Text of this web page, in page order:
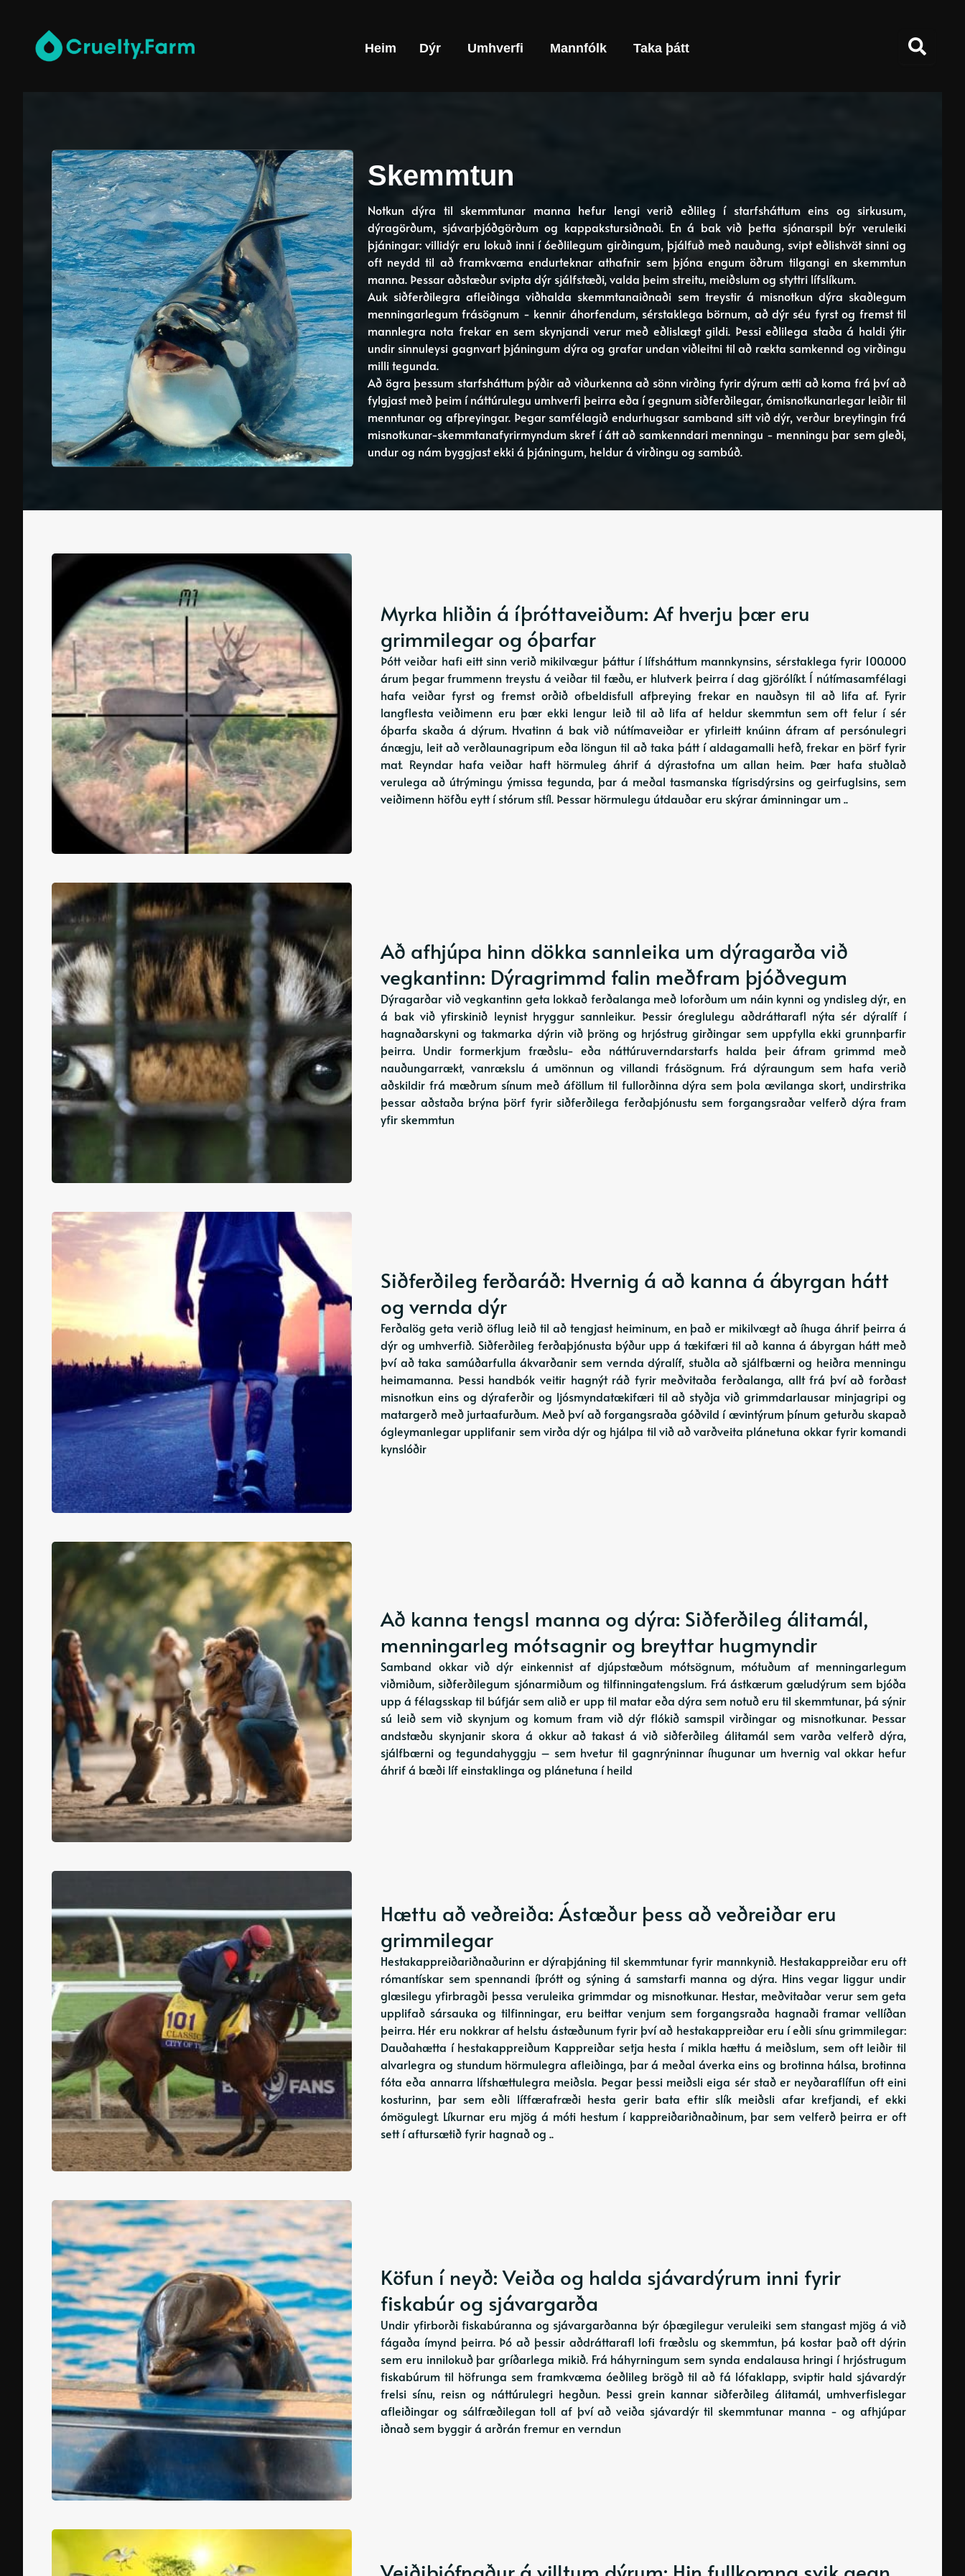
Heim Dýr Umhverfi Mannfólk Taka þátt
Skemmtun
Notkun dýra til skemmtunar manna hefur lengi verið eðlileg í starfsháttum eins og sirkusum,
dýragörðum, sjávarþjóðgörðum og kappakstursiðnaði. En á bak við þetta sjónarspil býr veruleiki
þjáningar: villidýr eru lokuð inni í óeðlilegum girðingum, þjálfuð með nauðung, svipt eðlishvöt sinni og
oft neydd til að framkvæma endurteknar athafnir sem þjóna engum öðrum tilgangi en skemmtun
manna. Þessar aðstæður svipta dýr sjálfstæði, valda þeim streitu, meiðslum og styttri lífslíkum.
Auk siðferðilegra afleiðinga viðhalda skemmtanaiðnaði sem treystir á misnotkun dýra skaðlegum
menningarlegum frásögnum - kennir áhorfendum, sérstaklega börnum, að dýr séu fyrst og fremst til
mannlegra nota frekar en sem skynjandi verur með eðlislægt gildi. Þessi eðlilega staða á haldi ýtir
undir sinnuleysi gagnvart þjáningum dýra og grafar undan viðleitni til að rækta samkennd og virðingu
milli tegunda.
Að ögra þessum starfsháttum þýðir að viðurkenna að sönn virðing fyrir dýrum ætti að koma frá því að
fylgjast með þeim í náttúrulegu umhverfi þeirra eða í gegnum siðferðilegar, ómisnotkunarlegar leiðir til
menntunar og afþreyingar. Þegar samfélagið endurhugsar samband sitt við dýr, verður breytingin frá
misnotkunar-skemmtanafyrirmyndum skref í átt að samkenndari menningu - menningu þar sem gleði,
undur og nám byggjast ekki á þjáningum, heldur á virðingu og sambúð.
Myrka hliðin á íþróttaveiðum: Af hverju þær eru
grimmilegar og óþarfar
Þótt veiðar hafi eitt sinn verið mikilvægur þáttur í lífsháttum mannkynsins, sérstaklega fyrir 100.000
árum þegar frummenn treystu á veiðar til fæðu, er hlutverk þeirra í dag gjörólíkt. Í nútímasamfélagi
hafa veiðar fyrst og fremst orðið ofbeldisfull afþreying frekar en nauðsyn til að lifa af. Fyrir
langflesta veiðimenn eru þær ekki lengur leið til að lifa af heldur skemmtun sem oft felur í sér
óþarfa skaða á dýrum. Hvatinn á bak við nútímaveiðar er yfirleitt knúinn áfram af persónulegri
ánægju, leit að verðlaunagripum eða löngun til að taka þátt í aldagamalli hefð, frekar en þörf fyrir
mat. Reyndar hafa veiðar haft hörmuleg áhrif á dýrastofna um allan heim. Þær hafa stuðlað
verulega að útrýmingu ýmissa tegunda, þar á meðal tasmanska tígrisdýrsins og geirfuglsins, sem
veiðimenn höfðu eytt í stórum stíl. Þessar hörmulegu útdauðar eru skýrar áminningar um ..
Að afhjúpa hinn dökka sannleika um dýragarða við
vegkantinn: Dýragrimmd falin meðfram þjóðvegum
Dýragarðar við vegkantinn geta lokkað ferðalanga með loforðum um náin kynni og yndisleg dýr, en
á bak við yfirskinið leynist hryggur sannleikur. Þessir óreglulegu aðdráttarafl nýta sér dýralíf í
hagnaðarskyni og takmarka dýrin við þröng og hrjóstrug girðingar sem uppfylla ekki grunnþarfir
þeirra. Undir formerkjum fræðslu- eða náttúruverndarstarfs halda þeir áfram grimmd með
nauðungarrækt, vanrækslu á umönnun og villandi frásögnum. Frá dýraungum sem hafa verið
aðskildir frá mæðrum sínum með áföllum til fullorðinna dýra sem þola ævilanga skort, undirstrika
þessar aðstaða brýna þörf fyrir siðferðilega ferðaþjónustu sem forgangsraðar velferð dýra fram
yfir skemmtun
Siðferðileg ferðaráð: Hvernig á að kanna á ábyrgan hátt
og vernda dýr
Ferðalög geta verið öflug leið til að tengjast heiminum, en það er mikilvægt að íhuga áhrif þeirra á
dýr og umhverfið. Siðferðileg ferðaþjónusta býður upp á tækifæri til að kanna á ábyrgan hátt með
því að taka samúðarfulla ákvarðanir sem vernda dýralíf, stuðla að sjálfbærni og heiðra menningu
heimamanna. Þessi handbók veitir hagnýt ráð fyrir meðvitaða ferðalanga, allt frá því að forðast
misnotkun eins og dýraferðir og ljósmyndatækifæri til að styðja við grimmdarlausar minjagripi og
matargerð með jurtaafurðum. Með því að forgangsraða góðvild í ævintýrum þínum geturðu skapað
ógleymanlegar upplifanir sem virða dýr og hjálpa til við að varðveita plánetuna okkar fyrir komandi
kynslóðir
Að kanna tengsl manna og dýra: Siðferðileg álitamál,
menningarleg mótsagnir og breyttar hugmyndir
Samband okkar við dýr einkennist af djúpstæðum mótsögnum, mótuðum af menningarlegum
viðmiðum, siðferðilegum sjónarmiðum og tilfinningatengslum. Frá ástkærum gæludýrum sem bjóða
upp á félagsskap til búfjár sem alið er upp til matar eða dýra sem notuð eru til skemmtunar, þá sýnir
sú leið sem við skynjum og komum fram við dýr flókið samspil virðingar og misnotkunar. Þessar
andstæðu skynjanir skora á okkur að takast á við siðferðileg álitamál sem varða velferð dýra,
sjálfbærni og tegundahyggju – sem hvetur til gagnrýninnar íhugunar um hvernig val okkar hefur
áhrif á bæði líf einstaklinga og plánetuna í heild
Hættu að veðreiða: Ástæður þess að veðreiðar eru
grimmilegar
Hestakappreiðariðnaðurinn er dýraþjáning til skemmtunar fyrir mannkynið. Hestakappreiðar eru oft
rómantískar sem spennandi íþrótt og sýning á samstarfi manna og dýra. Hins vegar liggur undir
glæsilegu yfirbragði þessa veruleika grimmdar og misnotkunar. Hestar, meðvitaðar verur sem geta
upplifað sársauka og tilfinningar, eru beittar venjum sem forgangsraða hagnaði framar vellíðan
þeirra. Hér eru nokkrar af helstu ástæðunum fyrir því að hestakappreiðar eru í eðli sínu grimmilegar:
Dauðahætta í hestakappreiðum Kappreiðar setja hesta í mikla hættu á meiðslum, sem oft leiðir til
alvarlegra og stundum hörmulegra afleiðinga, þar á meðal áverka eins og brotinna hálsa, brotinna
fóta eða annarra lífshættulegra meiðsla. Þegar þessi meiðsli eiga sér stað er neyðaraflífun oft eini
kosturinn, þar sem eðli líffærafræði hesta gerir bata eftir slík meiðsli afar krefjandi, ef ekki
ómögulegt. Líkurnar eru mjög á móti hestum í kappreiðariðnaðinum, þar sem velferð þeirra er oft
sett í aftursætið fyrir hagnað og ..
Köfun í neyð: Veiða og halda sjávardýrum inni fyrir
fiskabúr og sjávargarða
Undir yfirborði fiskabúranna og sjávargarðanna býr óþægilegur veruleiki sem stangast mjög á við
fágaða ímynd þeirra. Þó að þessir aðdráttarafl lofi fræðslu og skemmtun, þá kostar það oft dýrin
sem eru innilokuð þar gríðarlega mikið. Frá háhyrningum sem synda endalausa hringi í hrjóstrugum
fiskabúrum til höfrunga sem framkvæma óeðlileg brögð til að fá lófaklapp, sviptir hald sjávardýr
frelsi sínu, reisn og náttúrulegri hegðun. Þessi grein kannar siðferðileg álitamál, umhverfislegar
afleiðingar og sálfræðilegan toll af því að veiða sjávardýr til skemmtunar manna - og afhjúpar
iðnað sem byggir á arðrán fremur en verndun